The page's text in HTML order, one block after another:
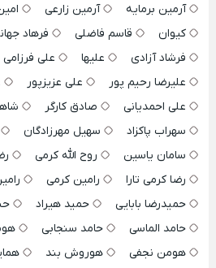
آرمین برمایه
آرمین زارعی
کیوان
قاسم فاضلی فرهاد
فرشاد آزادی
علیها علی فرزامی
علیرضا رحیم پور
علی عزیزپور
علی احمدیانی
صادق کارگر
سهراب پاکزاد
سهیل مهرزادگان
سامان یاسین
روح الله کرمی
رضا کرمی تارا
رامین کرمی
حمیدرضا بابایی
حمید هیراد
حامد الماسی
حامد سنجابی
هومن نجفی
هوروش بند